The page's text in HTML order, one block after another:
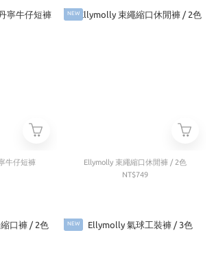
牛仔短褲
NEW
Ellymolly 束繩縮口休閒褲 / 2色
NT$749
NEW